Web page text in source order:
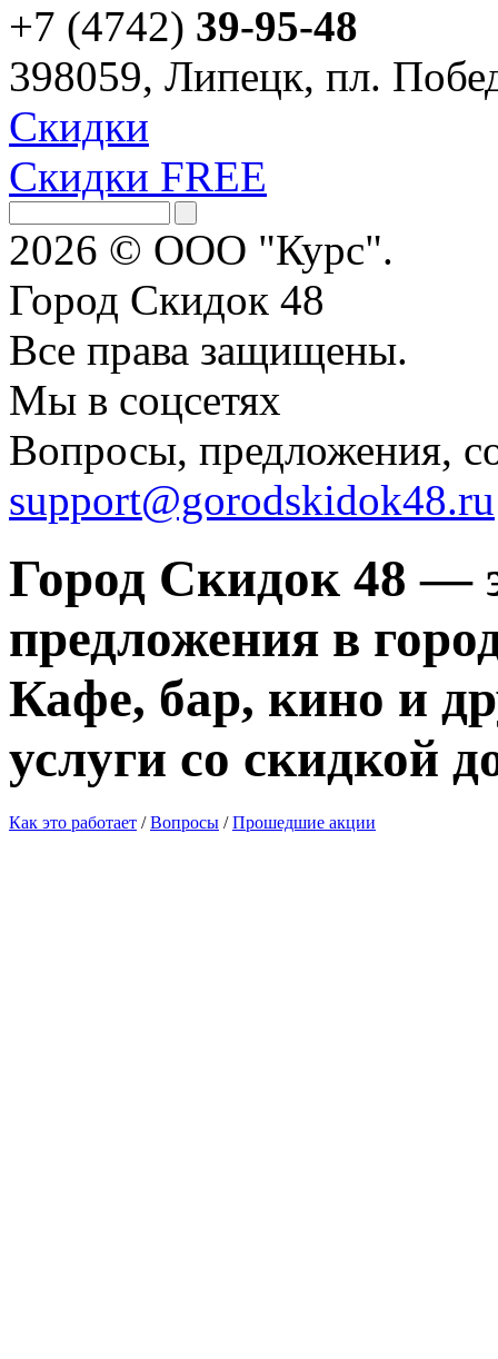
+7 (4742) 39-95-48
398059, Липецк, пл.
Скидки
Скидки FREE
2026 © ООО "Курс".
Город Скидок 48
Все права защищены.
Мы в соцсетях
Вопросы, предложения,
support@gorodskidok48.ru
Город Скидок 48 —
предложения в
Кафе, бар, кино и
услуги со скидкой
Как это работает / Вопросы / Прошедшие акции